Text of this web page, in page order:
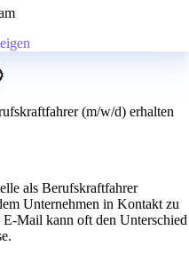
(m/w/d) erhalten
als Berufskraftfahrer
Unternehmen in Kontakt zu
Mail kann oft den Unterschied